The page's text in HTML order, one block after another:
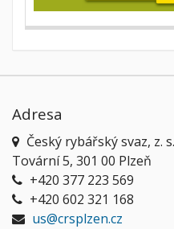
Adresa
Český rybářský svaz, z.
Tovární 5, 301 00 Plzeň
+420 377 223 569
+420 602 321 168
us@crsplzen.cz